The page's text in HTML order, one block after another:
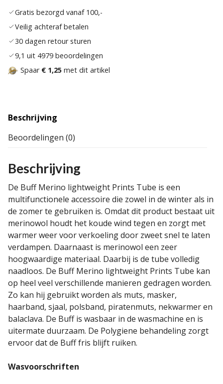
Gratis bezorgd vanaf 100,-
Veilig achteraf betalen
30 dagen retour sturen
9,1 uit 4979 beoordelingen
Spaar € 1,25 met dit artikel
Beschrijving
Beoordelingen (0)
Beschrijving
De Buff Merino lightweight Prints Tube is een
multifunctionele accessoire die zowel in de winter als in
de zomer te gebruiken is. Omdat dit product bestaat uit
merinowol houdt het koude wind tegen en zorgt met
warmer weer voor verkoeling door zweet snel te laten
verdampen. Daarnaast is merinowol een zeer
hoogwaardige materiaal. Daarbij is de tube volledig
naadloos. De Buff Merino lightweight Prints Tube kan
op heel veel verschillende manieren gedragen worden.
Zo kan hij gebruikt worden als muts, masker,
haarband, sjaal, polsband, piratenmuts, nekwarmer en
balaclava. De Buff is wasbaar in de wasmachine en is
uitermate duurzaam. De Polygiene behandeling zorgt
ervoor dat de Buff fris blijft ruiken.
Wasvoorschriften